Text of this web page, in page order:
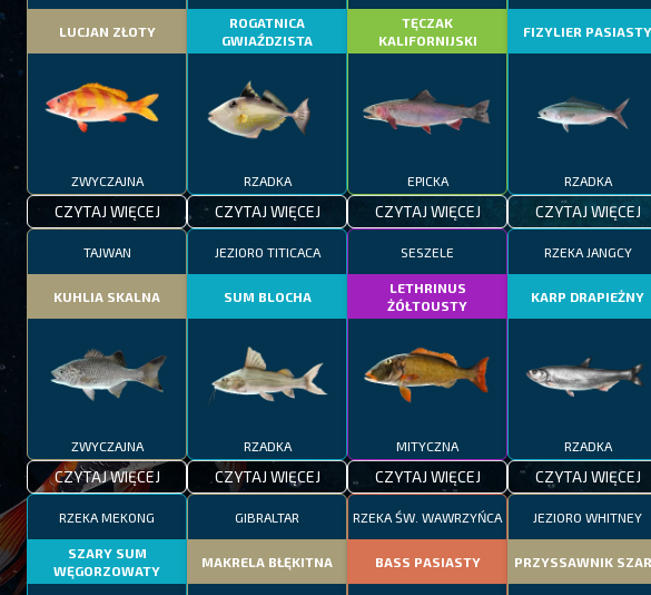
LUCJAN ZŁOTY
ZWYCZAJNA
CZYTAJ WIĘCEJ
ROGATNICA
GWIAŹDZISTA
RZADKA
CZYTAJ WIĘCEJ
TĘCZAK
KALIFORNIJSKI
EPICKA
CZYTAJ WIĘCEJ
FIZYLIER PASIASTY
RZADKA
CZYTAJ WIĘCEJ
TAJWAN
KUHLIA SKALNA
ZWYCZAJNA
CZYTAJ WIĘCEJ
JEZIORO TITICACA
SUM BLOCHA
RZADKA
CZYTAJ WIĘCEJ
SESZELE
LETHRINUS
ŻÓŁTOUSTY
MITYCZNA
CZYTAJ WIĘCEJ
RZEKA JANGCY
KARP DRAPIEŻNY
RZADKA
CZYTAJ WIĘCEJ
RZEKA MEKONG
SZARY SUM
WĘGORZOWATY
GIBRALTAR
MAKRELA BŁĘKITNA
RZEKA ŚW. WAWRZYŃCA
BASS PASIASTY
JEZIORO WHITNEY
PRZYSSAWNIK